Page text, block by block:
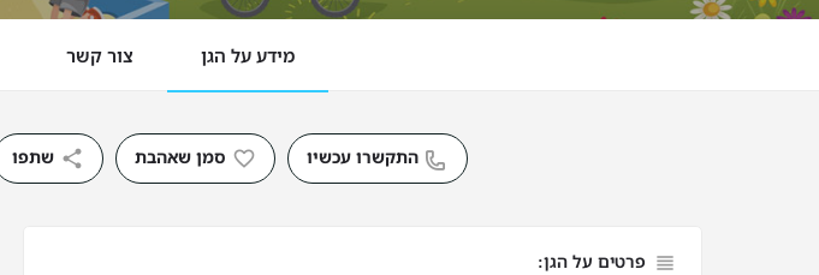
מידע על הגן צור קשר
התקשרו עכשיו סמן שאהבת שתפו
פרטים על הגן: